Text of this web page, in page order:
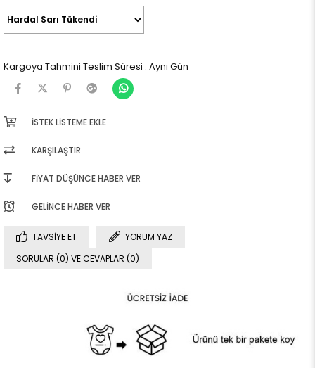
Kargoya Tahmini Teslim Süresi : Aynı Gün
İSTEK LISTEME EKLE
KARŞILAŞTIR
FIYAT DÜŞÜNCE HABER VER
GELINCE HABER VER
TAVSIYE ET
YORUM YAZ
SORULAR (0) VE CEVAPLAR (0)